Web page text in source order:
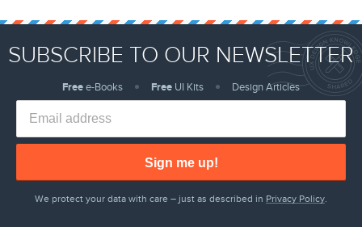
SUBSCRIBE TO OUR NEWSLETTER
Freee-Books Free UI Kits Design Articles
Sign me up!
We protect your data with care – just as described in Privacy Policy.